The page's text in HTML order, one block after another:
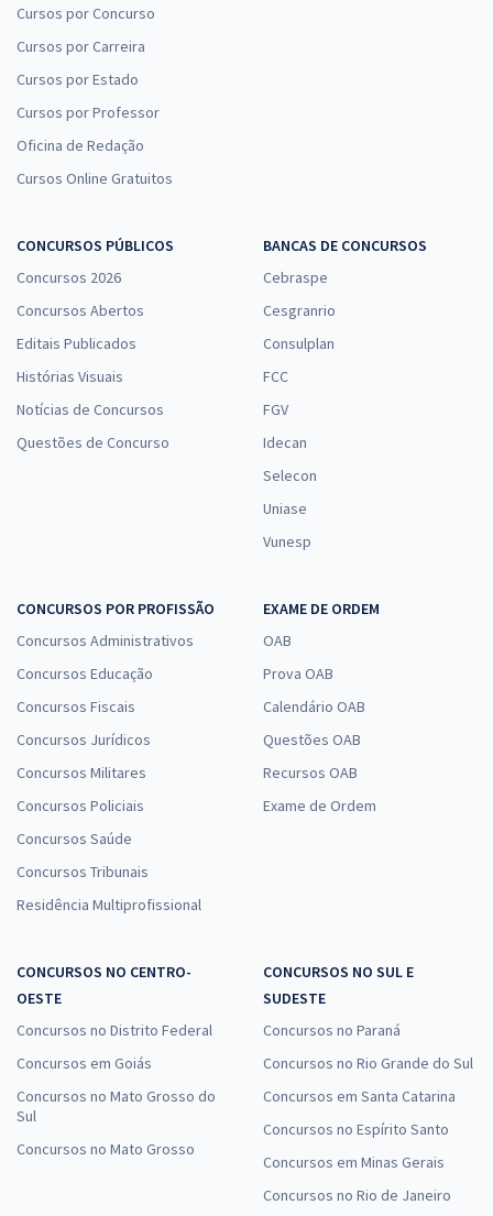
Cursos por Concurso
Cursos por Carreira
Cursos por Estado
Cursos por Professor
Oficina de Redação
Cursos Online Gratuitos
CONCURSOS PÚBLICOS
Concursos 2026
Concursos Abertos
Editais Publicados
Histórias Visuais
Notícias de Concursos
Questões de Concurso
BANCAS DE CONCURSOS
Cebraspe
Cesgranrio
Consulplan
FCC
FGV
Idecan
Selecon
Uniase
Vunesp
CONCURSOS POR PROFISSÃO
Concursos Administrativos
Concursos Educação
Concursos Fiscais
Concursos Jurídicos
Concursos Militares
Concursos Policiais
Concursos Saúde
Concursos Tribunais
Residência Multiprofissional
EXAME DE ORDEM
OAB
Prova OAB
Calendário OAB
Questões OAB
Recursos OAB
Exame de Ordem
CONCURSOS NO CENTRO-
OESTE
Concursos no Distrito Federal
Concursos em Goiás
Concursos no Mato Grosso do
Sul
Concursos no Mato Grosso
CONCURSOS NO SUL E
SUDESTE
Concursos no Paraná
Concursos no Rio Grande do Sul
Concursos em Santa Catarina
Concursos no Espírito Santo
Concursos em Minas Gerais
Concursos no Rio de Janeiro